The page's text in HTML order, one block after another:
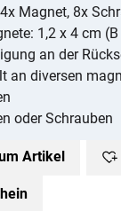
Magnet, 8x
1,2 x 4 cm (B
an der
an diversen
oder Schrauben
Artikel